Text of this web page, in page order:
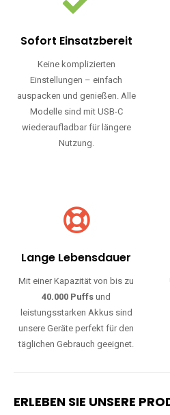
Sofort Einsatzbereit
Keine komplizierten
Einstellungen – einfach
auspacken und genießen. Alle
Modelle sind mit USB-C
wiederaufladbar für längere
Nutzung.
Lange Lebensdauer
Mit einer Kapazität von bis zu
40.000 Puffs und
leistungsstarken Akkus sind
unsere Geräte perfekt für den
täglichen Gebrauch geeignet.
ERLEBEN SIE UNSERE